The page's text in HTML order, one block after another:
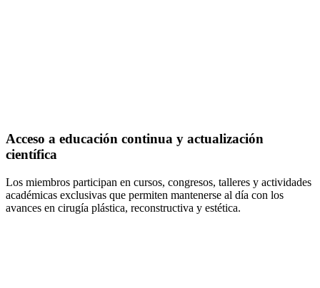
Acceso a educación continua y actualización
científica
Los miembros participan en cursos, congresos, talleres y actividades
académicas exclusivas que permiten mantenerse al día con los
avances en cirugía plástica, reconstructiva y estética.